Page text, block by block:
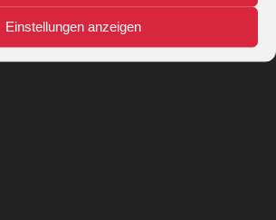
Einstellungen anzeigen